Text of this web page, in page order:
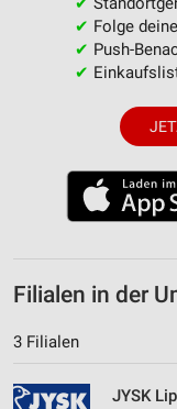
✔ Folge
✔ Push-
✔
Filialen in der
3 Filialen
JYSK
Werbung